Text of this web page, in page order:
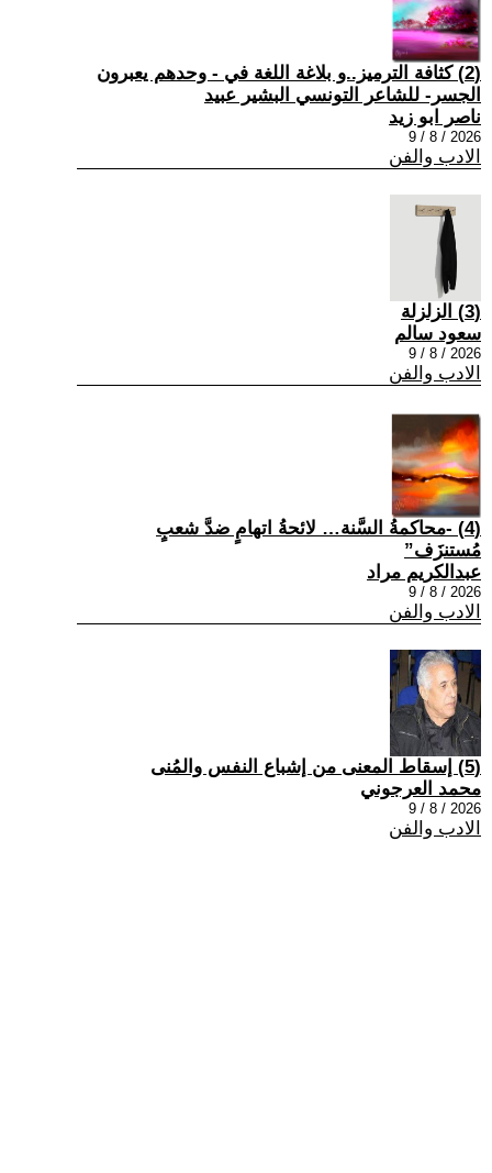
(2) كثافة الترميز..و بلاغة اللغة في - وحدهم يعبرون
الجسر- للشاعر التونسي البشير عبيد
ناصر ابو زيد
2026 / 8 / 9
الادب والفن
(3) الزلزلة
سعود سالم
2026 / 8 / 9
الادب والفن
(4) -محاكمةُ السَّنة… لائحةُ اتهامٍ ضدَّ شعبٍ
مُستنزَف”
عبدالكريم مراد
2026 / 8 / 9
الادب والفن
(5) إسقاط المعنى من إشباع النفس والمُنى
محمد العرجوني
2026 / 8 / 9
الادب والفن